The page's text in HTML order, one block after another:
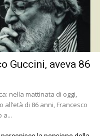
Guccini, aveva 86
nella mattinata di oggi,
di 86 anni, Francesco
a...